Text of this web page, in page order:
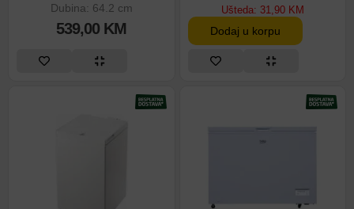
Dubina: 64.2 cm
539,00 KM
Ušteda: 31,90 KM
Dodaj u korpu